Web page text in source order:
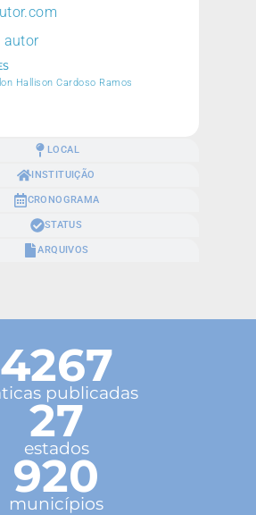
LOCAL
INSTITUIÇÃO
CRONOGRAMA
STATUS
ARQUIVOS
autor
Hallison Cardoso Ramos
4267
publicadas
27
estados
920
municípios